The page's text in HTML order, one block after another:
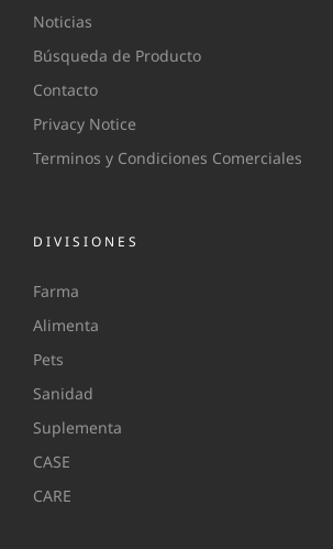
Noticias
Búsqueda de Producto
Contacto
Privacy Notice
Terminos y Condiciones Comerciales
DIVISIONES
Farma
Alimenta
Pets
Sanidad
Suplementa
CASE
CARE